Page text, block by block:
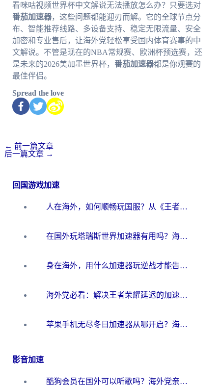
看咪咕视频世界杯中文解说无法播放怎么办？只要选对
番茄加速器，这些问题都能迎刃而解。它的全球节点分
布、智能推荐线路、多设备支持、稳定无限流量、安全
加密和专业售后，让海外党轻松享受国内体育赛事的中
文解说。不管是现在的NBA常规赛、欧洲杯预选赛，还
是未来的2026美加墨世界杯， 番茄加速器都是你观赛的
最佳伴侣。
Spread the love
← 前一篇文章
后一篇文章 →
回国游戏加速
人在海外，如何顺畅玩国服？从《王者荣耀》到《云图计划》的加速器终极指南
在国外玩塔瑞斯世界加速器有用吗？海外玩家亲测后的真实答案
身在海外，用什么加速器玩逆战才能告别延迟？
海外党必看：解决王者荣耀延迟的加速器终极指南——从EVE到猫和老鼠，一个工具全搞定
苹果手机无尽冬日加速器从哪开启？海外玩家的冬日生存指南
影音加速
酷狗会员在国外可以听歌吗？海外党亲测有效：3步解决音乐权限难题